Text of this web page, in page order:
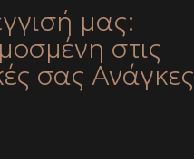
μας:
στις
σας Ανάγκες